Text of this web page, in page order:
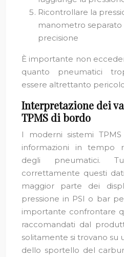
Ricontrollare la
manometro
precisione
È importante non
quanto pneumatici
essere altrettanto
Interpretazione dei
TPMS di bordo
I moderni sistemi
informazioni in tempo
degli pneumatici.
correttamente questi
maggior parte dei
pressione in PSI o bar
importante confrontare
raccomandati dal
solitamente si trovano su
dello sportello del